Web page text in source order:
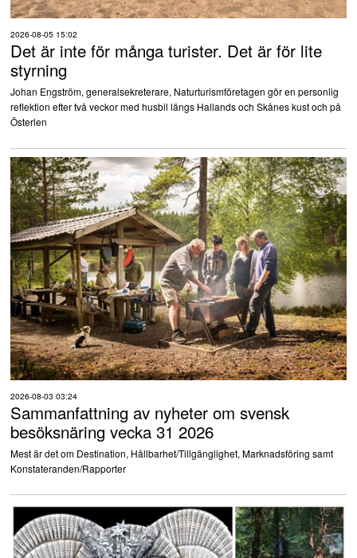
2026-08-05 15:02
Det är inte för många turister. Det är för lite
styrning
Johan Engström, generalsekreterare, Naturturismföretagen gör en personlig
reflektion efter två veckor med husbil längs Hallands och Skånes kust och på
Österlen
2026-08-03 03:24
Sammanfattning av nyheter om svensk
besöksnäring vecka 31 2026
Mest är det om Destination, Hållbarhet/Tillgänglighet, Marknadsföring samt
Konstateranden/Rapporter